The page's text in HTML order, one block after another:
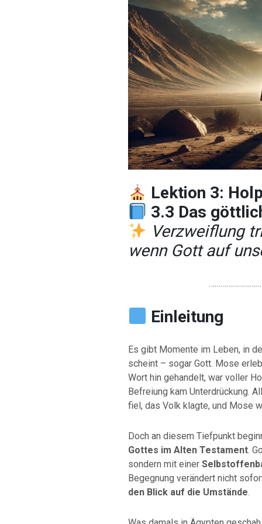
Lektion 3:
3.3 Das
Verzweiflung
wenn Gott auf
Einleitung
Es gibt Momente im Leben, in
scheint – sogar Gott. Mose
Wort hin gehandelt, war voller
Befreiung kam Unterdrückung.
fiel, das Volk klagte, und Mose
Doch an diesem Tiefpunkt
Gottes im Alten Testament.
sondern mit einer
Begegnung verändert nicht
den Blick auf die Umstände.